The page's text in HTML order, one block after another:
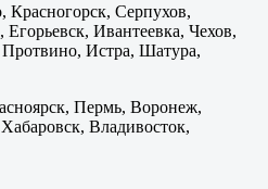
Серпухов,
Ивантеевка, Чехов,
Истра, Шатура,
Пермь, Воронеж,
Владивосток,